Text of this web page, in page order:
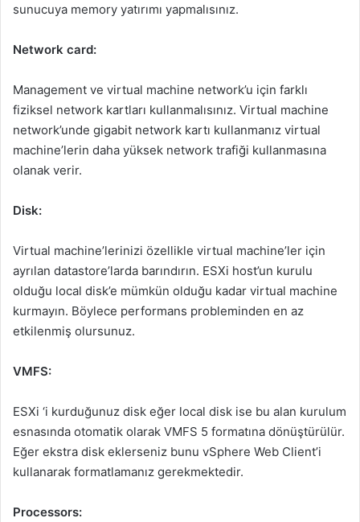
sunucuya memory yatırımı yapmalısınız.
Network card:
Management ve virtual machine network’u için farklı
fiziksel network kartları kullanmalısınız. Virtual machine
network’unde gigabit network kartı kullanmanız virtual
machine’lerin daha yüksek network trafiği kullanmasına
olanak verir.
Disk:
Virtual machine’lerinizi özellikle virtual machine’ler için
ayrılan datastore’larda barındırın. ESXi host’un kurulu
olduğu local disk’e mümkün olduğu kadar virtual machine
kurmayın. Böylece performans probleminden en az
etkilenmiş olursunuz.
VMFS:
ESXi ‘i kurduğunuz disk eğer local disk ise bu alan kurulum
esnasında otomatik olarak VMFS 5 formatına dönüştürülür.
Eğer ekstra disk eklerseniz bunu vSphere Web Client’i
kullanarak formatlamanız gerekmektedir.
Processors: